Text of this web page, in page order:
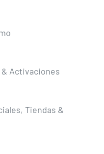
Activaciones
Tiendas &